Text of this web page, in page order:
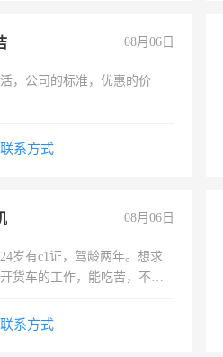
08月06日
，公司的标准，优惠的价
系方式
08月06日
岁有c1证，驾龄两年。想求
货车的工作，能吃苦，不怕
系方式